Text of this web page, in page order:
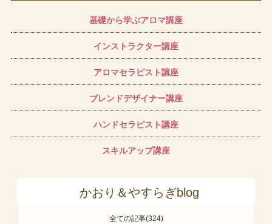
基礎から学ぶアロマ講座
インストラクター講座
アロマセラピスト講座
ブレンドデザイナー講座
ハンドセラピスト講座
スキルアップ講座
かおり＆やすらぎblog
全ての記事(324)